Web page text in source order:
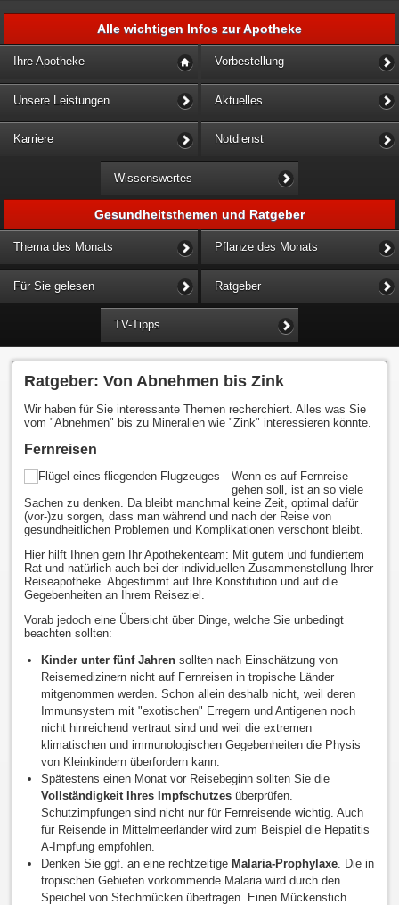
Alle wichtigen Infos zur Apotheke
Ihre Apotheke Vorbestellung
Unsere Leistungen Aktuelles
Karriere Notdienst
Wissenswertes
Gesundheitsthemen und Ratgeber
Thema des Monats Pflanze des Monats
Für Sie gelesen Ratgeber
TV-Tipps
Ratgeber: Von Abnehmen bis Zink
Wir haben für Sie interessante Themen recherchiert. Alles was Sie
vom "Abnehmen" bis zu Mineralien wie "Zink" interessieren könnte.
Fernreisen
Wenn es auf Fernreise
gehen soll, ist an so viele
Sachen zu denken. Da bleibt manchmal keine Zeit, optimal dafür
(vor-)zu sorgen, dass man während und nach der Reise von
gesundheitlichen Problemen und Komplikationen verschont bleibt.
Hier hilft Ihnen gern Ihr Apothekenteam: Mit gutem und fundiertem
Rat und natürlich auch bei der individuellen Zusammenstellung Ihrer
Reiseapotheke. Abgestimmt auf Ihre Konstitution und auf die
Gegebenheiten an Ihrem Reiseziel.
Vorab jedoch eine Übersicht über Dinge, welche Sie unbedingt
beachten sollten:
Kinder unter fünf Jahren sollten nach Einschätzung von
Reisemedizinern nicht auf Fernreisen in tropische Länder
mitgenommen werden. Schon allein deshalb nicht, weil deren
Immunsystem mit "exotischen" Erregern und Antigenen noch
nicht hinreichend vertraut sind und weil die extremen
klimatischen und immunologischen Gegebenheiten die Physis
von Kleinkindern überfordern kann.
Spätestens einen Monat vor Reisebeginn sollten Sie die
Vollständigkeit Ihres Impfschutzes überprüfen.
Schutzimpfungen sind nicht nur für Fernreisende wichtig. Auch
für Reisende in Mittelmeerländer wird zum Beispiel die Hepatitis
A-Impfung empfohlen.
Denken Sie ggf. an eine rechtzeitige Malaria-Prophylaxe . Die in
tropischen Gebieten vorkommende Malaria wird durch den
Speichel von Stechmücken übertragen. Einen Mückenstich